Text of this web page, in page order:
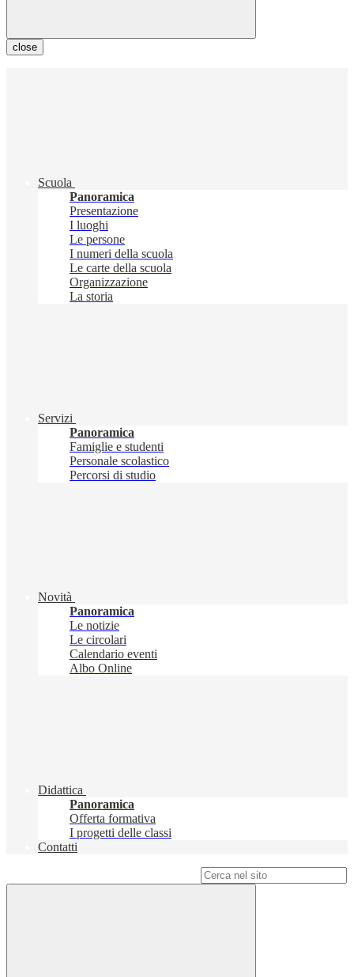
close
Scuola
Panoramica
Presentazione
I luoghi
Le persone
I numeri della scuola
Le carte della scuola
Organizzazione
La storia
Servizi
Panoramica
Famiglie e studenti
Personale scolastico
Percorsi di studio
Novità
Panoramica
Le notizie
Le circolari
Calendario eventi
Albo Online
Didattica
Panoramica
Offerta formativa
I progetti delle classi
Contatti